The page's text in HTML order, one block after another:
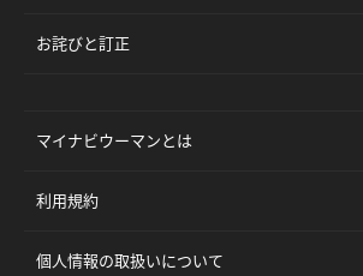
お詫びと訂正
マイナビウーマンとは
利用規約
個人情報の取扱いについて